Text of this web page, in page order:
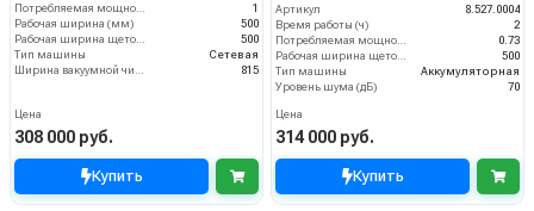
1
Рабочая ширина (мм)
500
500
Тип машины
Сетевая
815
Цена
308 000 руб.
Купить
Артикул
8.527.0004
Время работы (ч)
2
0.73
500
Тип машины
Аккумуляторная
Уровень шума (дБ)
70
Цена
314 000 руб.
Купить